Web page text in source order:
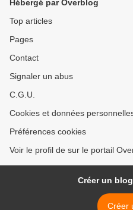
Hébergé par Overblog
Top articles
Pages
Contact
Signaler un abus
C.G.U.
Cookies et données
Préférences cookies
Voir le profil de sur le portail
Créer un
Créer